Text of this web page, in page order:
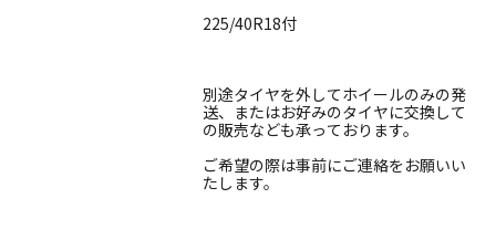
225/40R18付
別途タイヤを外してホイールのみの発
送、またはお好みのタイヤに交換して
の販売なども承っております。
ご希望の際は事前にご連絡をお願いい
たします。